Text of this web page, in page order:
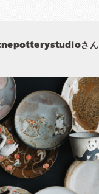
さん